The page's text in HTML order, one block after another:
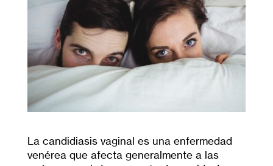
La candidiasis vaginal es una enfermedad
venérea que afecta generalmente a las